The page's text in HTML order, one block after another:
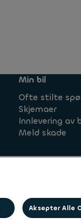
Min bil
Ofte stilte
Skjemaer
Innlevering av
Meld skade
Aksepter Alle